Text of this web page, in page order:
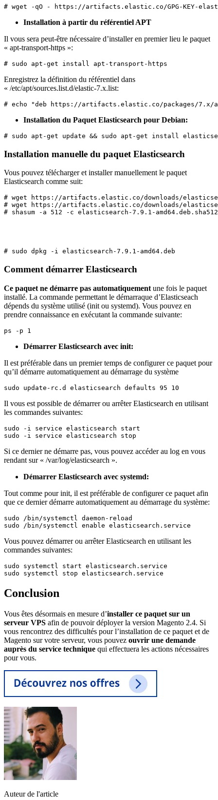
# wget -qO - https ://artifacts . elastic . co /GPG -KEY-
Installation à partir du référentiel APT
Il vous sera peut-être nécessaire d’installer en premier lieu le paquet
« apt-transport-https »:
# sudo apt -get install apt -transport - https
Enregistrez la définition du référentiel dans
« /etc/apt/sources.list.d/elastic-7.x.list:
# echo "deb https://artifacts.elastic.co/packages/7.x/
Installation du Paquet Elasticsearch pour Debian:
# sudo apt -get update && sudo apt -get install
Installation manuelle du paquet Elasticsearch
Vous pouvez télécharger et installer manuellement le paquet
Elasticsearch comme suit:
# wget https ://artifacts . elastic . co/downloads/
# wget https ://artifacts . elastic . co/downloads/
# shasum
- a 512 - c elasticsearch -7.9 . 1 - amd64 . deb .
# sudo dpkg - i elasticsearch -7.9 . 1 - amd64 . deb
Comment démarrer Elasticsearch
Ce paquet ne démarre pas automatiquement une fois le paquet
installé. La commande permettant le démarraque d’Elasticseach
dépends du système utilisé (init ou systemd). Vous pouvez en
prendre connaissance en exécutant la commande suivante:
ps - p 1
Démarrer Elasticsearch avec init:
Il est préférable dans un premier temps de configurer ce paquet pour
qu’il démarre automatiquement au démarrage du système
sudo update - rc . d elasticsearch defaults 95 10
Il vous est possible de démarrer ou arrêter Elasticsearch en utilisant
les commandes suivantes:
sudo - i service elasticsearch start
sudo
- i service elasticsearch stop
Si ce dernier ne démarre pas, vous pouvez accéder au log en vous
rendant sur « /var/log/elasticsearch ».
Démarrer Elasticsearch avec systemd:
Tout comme pour init, il est préférable de configurer ce paquet afin
que ce dernier démarre automatiquement au démarrage du système:
sudo / bin /systemctl daemon - reload
sudo
/ bin /systemctl enable elasticsearch . service
Vous pouvez démarrer ou arrêter Elasticsearch en utilisant les
commandes suivantes:
sudo systemctl start elasticsearch . service
sudo systemctl stop elasticsearch . service
Conclusion
Vous êtes désormais en mesure d’installer ce paquet sur un
serveur VPS afin de pouvoir déployer la version Magento 2.4. Si
vous rencontrez des difficultés pour l’installation de ce paquet et de
Magento sur votre serveur, vous pouvez ouvrir une demande
auprès du service technique qui effectuera les actions nécessaires
pour vous.
Auteur de l'article